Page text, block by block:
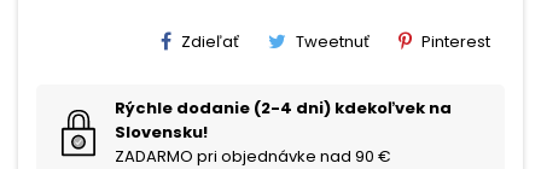
Zdieľať Tweetnuť Pinterest
Rýchle dodanie (2-4 dni) kdekoľvek na
Slovensku!
ZADARMO pri objednávke nad 90 €